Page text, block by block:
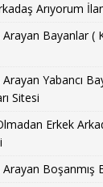
Arıyorum
Bayanlar (
Yabancı
Sitesi
Erkek
Boşanmış